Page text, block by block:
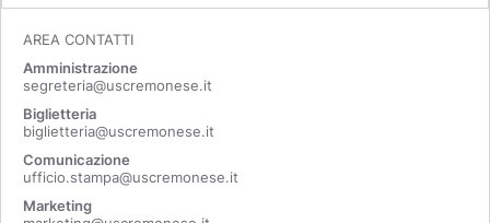
AREA CONTATTI
Amministrazione
segreteria@uscremonese.it
Biglietteria
biglietteria@uscremonese.it
Comunicazione
ufficio.stampa@uscremonese.it
Marketing